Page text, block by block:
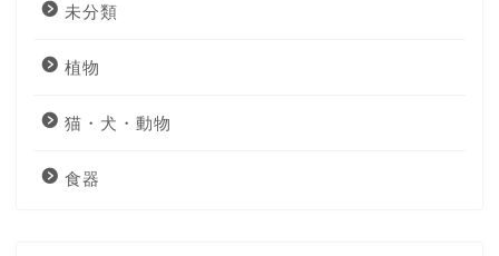
未分類
植物
猫・犬・動物
食器